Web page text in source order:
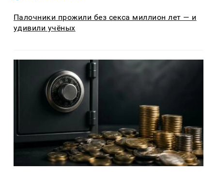
Палочники прожили без секса миллион лет — и
удивили учёных